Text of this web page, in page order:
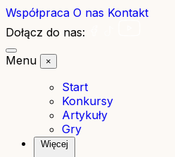
Współpraca O nas Kontakt
Dołącz do nas:
Menu
×
Start
Konkursy
Artykuły
Gry
Więcej